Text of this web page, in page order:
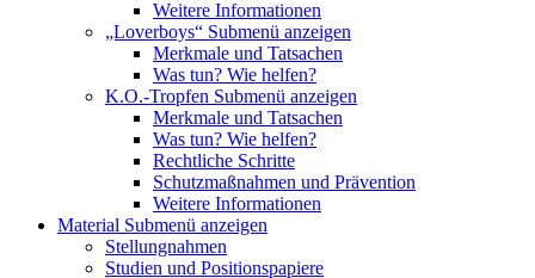
Weitere Informationen
„Loverboys“ Submenü anzeigen
Merkmale und Tatsachen
Was tun? Wie helfen?
K.O.-Tropfen Submenü anzeigen
Merkmale und Tatsachen
Was tun? Wie helfen?
Rechtliche Schritte
Schutzmaßnahmen und Prävention
Weitere Informationen
Material Submenü anzeigen
Stellungnahmen
Studien und Positionspapiere